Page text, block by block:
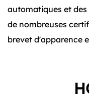
automatiques et des
de nombreuses
brevet d'apparence